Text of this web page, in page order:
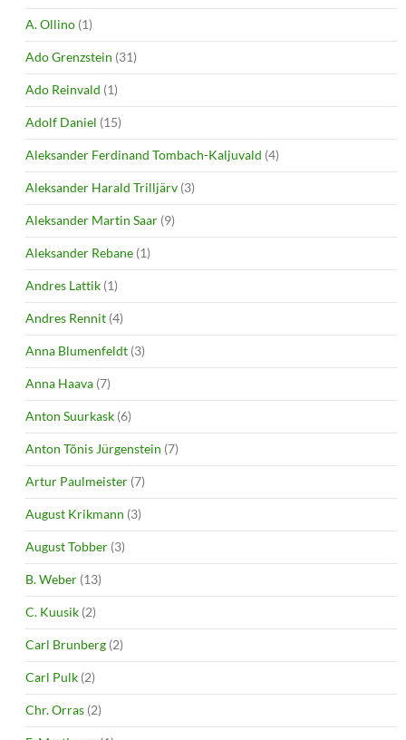
A. Ollino (1)
Ado Grenzstein (31)
Ado Reinvald (1)
Adolf Daniel (15)
Aleksander Ferdinand Tombach-Kaljuvald (4)
Aleksander Harald Trilljärv (3)
Aleksander Martin Saar (9)
Aleksander Rebane (1)
Andres Lattik (1)
Andres Rennit (4)
Anna Blumenfeldt (3)
Anna Haava (7)
Anton Suurkask (6)
Anton Tõnis Jürgenstein (7)
Artur Paulmeister (7)
August Krikmann (3)
August Tobber (3)
B. Weber (13)
C. Kuusik (2)
Carl Brunberg (2)
Carl Pulk (2)
Chr. Orras (2)